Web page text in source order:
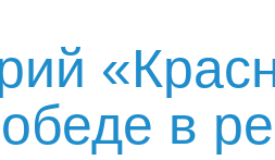
История санатория
План территории
санатория
лечения
в